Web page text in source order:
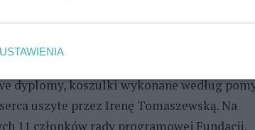
- właściciel T-CONSULT
Kebap oraz Netto Polska.
którzy aktywnie wspierali działalność
dyplomy, koszulki wykonane według
uszyte przez Irenę Tomaszewską. Na
11 członków rady programowej Fundacji.
USTAWIENIA